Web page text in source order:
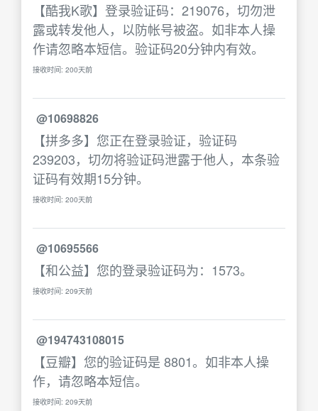
【酷我K歌】登录验证码：219076，切勿泄
露或转发他人，以防帐号被盗。如非本人操
作请忽略本短信。验证码20分钟内有效。
接收时间: 200天前
@10698826
【拼多多】您正在登录验证，验证码
239203，切勿将验证码泄露于他人，本条验
证码有效期15分钟。
接收时间: 200天前
@10695566
【和公益】您的登录验证码为：1573。
接收时间: 209天前
@194743108015
【豆瓣】您的验证码是 8801。如非本人操
作，请忽略本短信。
接收时间: 209天前